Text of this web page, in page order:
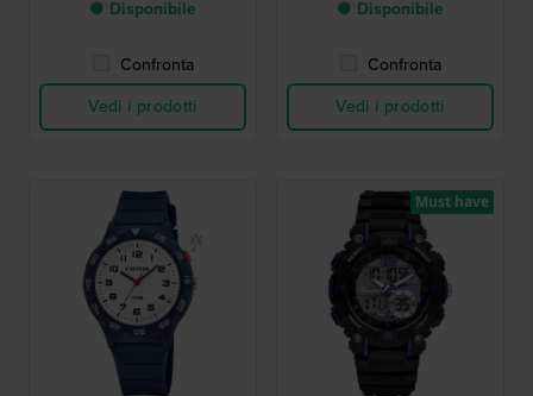
● Disponibile
Confronta
Vedi i prodotti
● Disponibile
Confronta
Vedi i prodotti
Must have